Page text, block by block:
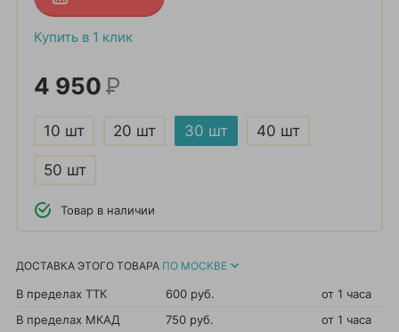
Купить в 1 клик
4 950Р
10 шт 20 шт 30 шт 40 шт
50 шт
Товар в наличии
ДОСТАВКА ЭТОГО ТОВАРА ПО МОСКВЕ
В пределах ТТК 600 руб.
от 1 часа
В пределах МКАД
750 руб.
от 1 часа